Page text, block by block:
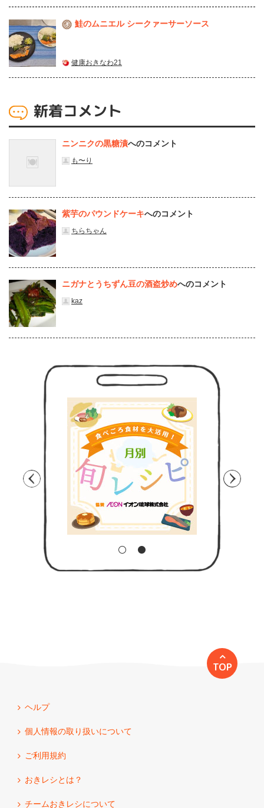
3 鮭のムニエル シークァーサーソース
健康おきなわ21
新着コメント
ニンニクの黒糖漬へのコメント
も〜り
紫芋のパウンドケーキへのコメント
ちらちゃん
ニガナとうちずん豆の酒盗炒めへのコメント
kaz
TOP
ヘルプ
個人情報の取り扱いについて
ご利用規約
おきレシとは？
チームおきレシについて